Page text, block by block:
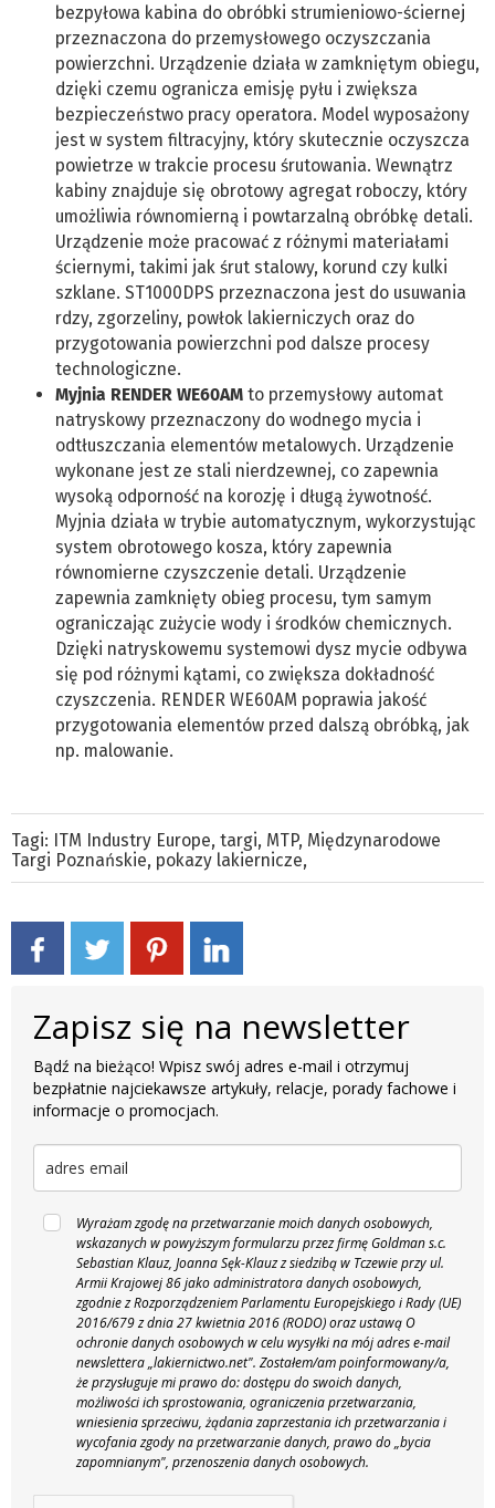
bezpyłowa kabina do obróbki strumieniowo-ściernej
przeznaczona do przemysłowego oczyszczania
powierzchni. Urządzenie działa w zamkniętym obiegu,
dzięki czemu ogranicza emisję pyłu i zwiększa
bezpieczeństwo pracy operatora. Model wyposażony
jest w system filtracyjny, który skutecznie oczyszcza
powietrze w trakcie procesu śrutowania. Wewnątrz
kabiny znajduje się obrotowy agregat roboczy, który
umożliwia równomierną i powtarzalną obróbkę detali.
Urządzenie może pracować z różnymi materiałami
ściernymi, takimi jak śrut stalowy, korund czy kulki
szklane. ST1000DPS przeznaczona jest do usuwania
rdzy, zgorzeliny, powłok lakierniczych oraz do
przygotowania powierzchni pod dalsze procesy
technologiczne.
Myjnia RENDER WE60AM to przemysłowy automat
natryskowy przeznaczony do wodnego mycia i
odtłuszczania elementów metalowych. Urządzenie
wykonane jest ze stali nierdzewnej, co zapewnia
wysoką odporność na korozję i długą żywotność.
Myjnia działa w trybie automatycznym, wykorzystując
system obrotowego kosza, który zapewnia
równomierne czyszczenie detali. Urządzenie
zapewnia zamknięty obieg procesu, tym samym
ograniczając zużycie wody i środków chemicznych.
Dzięki natryskowemu systemowi dysz mycie odbywa
się pod różnymi kątami, co zwiększa dokładność
czyszczenia. RENDER WE60AM poprawia jakość
przygotowania elementów przed dalszą obróbką, jak
np. malowanie.
Tagi: ITM Industry Europe, targi, MTP, Międzynarodowe
Targi Poznańskie, pokazy lakiernicze,
Zapisz się na newsletter
Bądź na bieżąco! Wpisz swój adres e-mail i otrzymuj
bezpłatnie najciekawsze artykuły, relacje, porady fachowe i
informacje o promocjach.
Wyrażam zgodę na przetwarzanie moich danych osobowych,
wskazanych w powyższym formularzu przez firmę Goldman s.c.
Sebastian Klauz, Joanna Sęk-Klauz z siedzibą w Tczewie przy ul.
Armii Krajowej 86 jako administratora danych osobowych,
zgodnie z Rozporządzeniem Parlamentu Europejskiego i Rady (UE)
2016/679 z dnia 27 kwietnia 2016 (RODO) oraz ustawą O
ochronie danych osobowych w celu wysyłki na mój adres e-mail
newslettera „lakiernictwo.net". Zostałem/am poinformowany/a,
że przysługuje mi prawo do: dostępu do swoich danych,
możliwości ich sprostowania, ograniczenia przetwarzania,
wniesienia sprzeciwu, żądania zaprzestania ich przetwarzania i
wycofania zgody na przetwarzanie danych, prawo do „bycia
zapomnianym", przenoszenia danych osobowych.